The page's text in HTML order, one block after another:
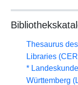
Thesaurus
Libraries
*
Württemberg